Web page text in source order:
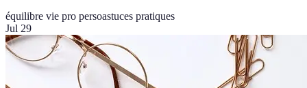
équilibre vie pro persoastuces pratiques
Jul 29